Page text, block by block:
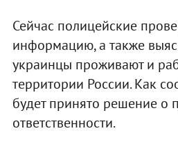
Сейчас полицейские
информацию, а также
украинцы проживают и
территории России. Как
будет принято решение о
ответственности.